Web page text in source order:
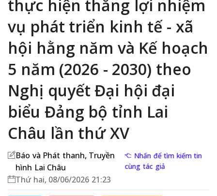
thực hiện thắng lợi nhiệm
vụ phát triển kinh tế - xã
hội hằng năm và Kế hoạch
5 năm (2026 - 2030) theo
Nghị quyết Đại hội đại
biểu Đảng bộ tỉnh Lai
Châu lần thứ XV
Báo và Phát thanh, Truyền
hình Lai Châu
Nhấn để tìm kiếm tin
cùng tác giả
Thứ hai, 08/06/2026 21:23